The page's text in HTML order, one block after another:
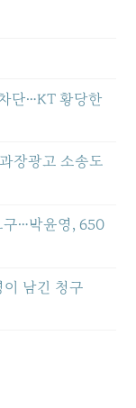
단…KT 황당한
장광고 소송도
구…박윤영, 650
남긴 청구